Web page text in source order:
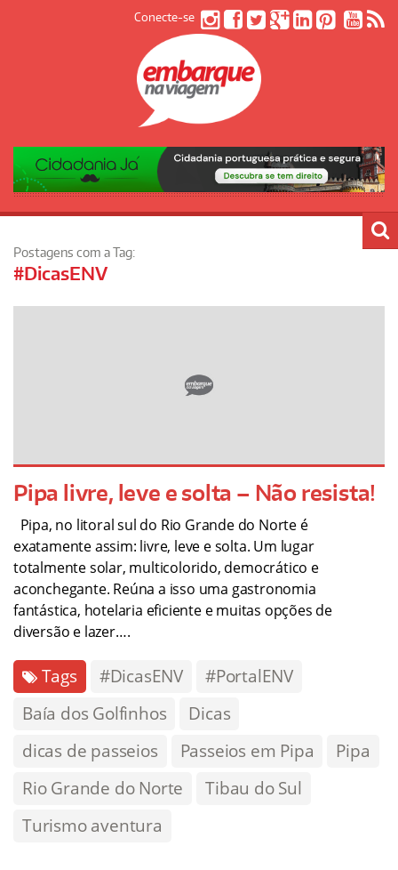
Conecte-se
Postagens com a Tag:
#DicasENV
Pipa livre, leve e solta – Não resista!
Pipa, no litoral sul do Rio Grande do Norte é
exatamente assim: livre, leve e solta. Um lugar
totalmente solar, multicolorido, democrático e
aconchegante. Reúna a isso uma gastronomia
fantástica, hotelaria eficiente e muitas opções de
diversão e lazer….
Tags #DicasENV
#PortalENV
Baía dos Golfinhos
Dicas
dicas de passeios
Passeios em Pipa
Pipa
Rio Grande do Norte
Tibau do Sul
Turismo aventura